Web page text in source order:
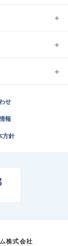
せ
報
方針
株式会社